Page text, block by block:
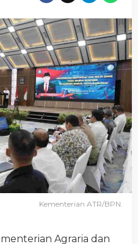
Kementerian ATR/BPN.
Agraria dan